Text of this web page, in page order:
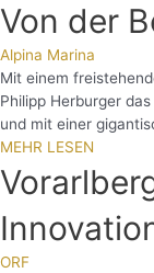
Von der
Alpina Marina
Mit einem
Philipp Herburger
und mit einer
MEHR LESEN
ORF